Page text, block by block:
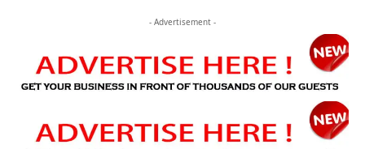
- Advertisement -